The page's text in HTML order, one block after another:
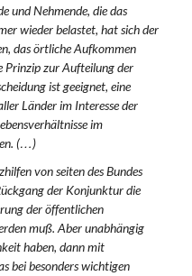
und Nehmende, die das
wieder belastet, hat sich der
das örtliche Aufkommen
Prinzip zur Aufteilung der
ist geeignet, eine
Länder im Interesse der
im
(…)
von seiten des Bundes
der Konjunktur die
der öffentlichen
muß. Aber unabhängig
haben, dann mit
bei besonders wichtigen